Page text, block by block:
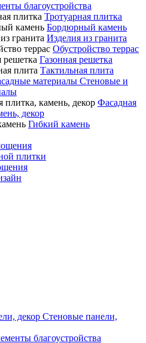
благоустройства
Тротуарная плитка
Бордюрный камень
Изделия из гранита
Обустройство террас
Газонная решетка
Тактильная плита
Стеновые и
Фасадная
декор
Гибкий камень
плитки
Стеновые панели,